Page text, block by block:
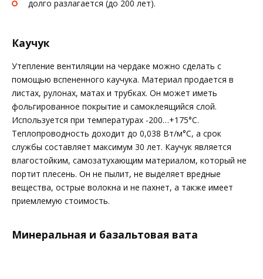
долго разлагается (до 200 лет).
Каучук
Утепление вентиляции на чердаке можно сделать с
помощью вспененного каучука. Материал продается в
листах, рулонах, матах и трубках. Он может иметь
фольгированное покрытие и самоклеящийся слой.
Используется при температурах -200…+175°С.
Теплопроводность доходит до 0,038 Вт/м°С, а срок
службы составляет максимум 30 лет. Каучук является
влагостойким, самозатухающим материалом, который не
портит плесень. Он не пылит, не выделяет вредные
вещества, острые волокна и не пахнет, а также имеет
приемлемую стоимость.
Минеральная и базальтовая вата